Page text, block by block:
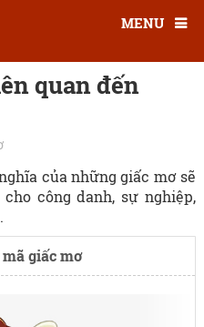
MENU
quan đến
của những giấc mơ sẽ
công danh, sự nghiệp,
giấc mơ